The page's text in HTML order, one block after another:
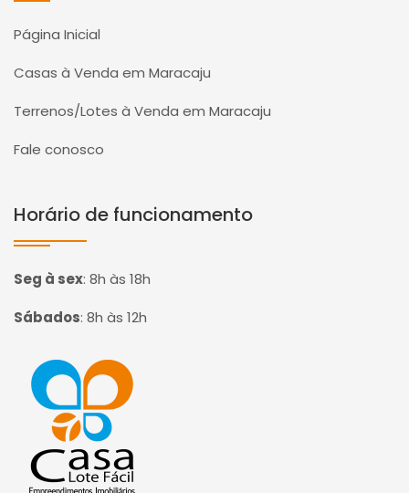
Página Inicial
Casas à Venda em Maracaju
Terrenos/Lotes à Venda em Maracaju
Fale conosco
Horário de funcionamento
Seg à sex: 8h às 18h
Sábados: 8h às 12h
Página inicial